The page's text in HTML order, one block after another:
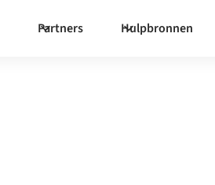
Partners Hulpbronnen